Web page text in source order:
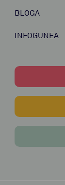
BLOGA
INFOGUNEA